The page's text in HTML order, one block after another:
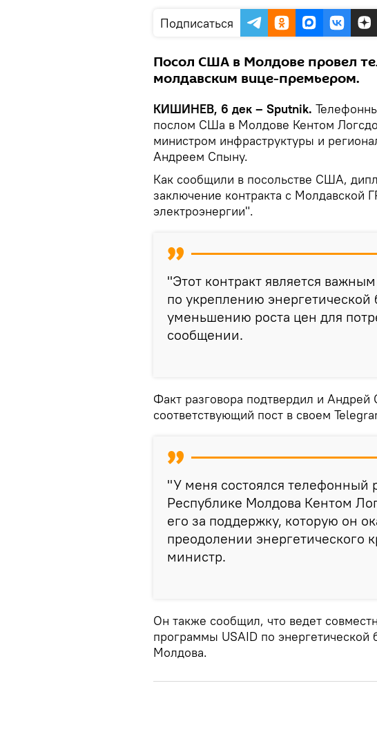
Подписаться
Посол США в Молдове провел
молдавским вице-премьером.
КИШИНЕВ, 6 дек – Sputnik.
послом СШа в Молдове Кентом
министром инфраструктуры и
Андреем Спыну.
Как сообщили в посольстве США,
заключение контракта с Молдавской
электроэнергии".
"Этот контракт является
по укреплению энергетической
уменьшению роста цен для
сообщении.
Факт разговора подтвердил и Андрей
соответствующий пост в своем
"У меня состоялся телефонный
Республике Молдова Кентом
его за поддержку, которую он
преодолении энергетического
министр.
Он также сообщил, что ведет
программы USAID по энергетической
Молдова.